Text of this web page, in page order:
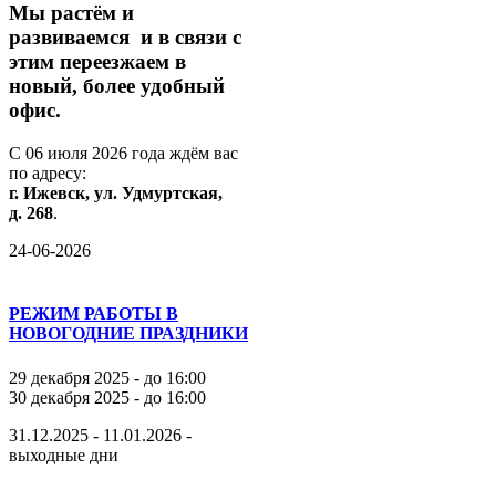
Мы растём и
развиваемся и в связи с
этим переезжаем в
новый, более удобный
офис.
С 06 июля 2026 года ждём вас
по адресу:
г. Ижевск, ул. Удмуртская,
д. 268.
24-06-2026
РЕЖИМ РАБОТЫ В
НОВОГОДНИЕ ПРАЗДНИКИ
29 декабря 2025 - до 16:00
30 декабря 2025 - до 16:00
31.12.2025 - 11.01.2026 -
выходные дни